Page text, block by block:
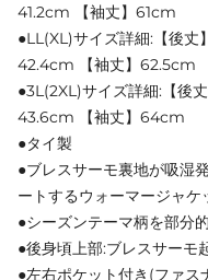
41.2cm 【袖丈】61cm
●LL(XL)サイズ詳細:【後丈
42.4cm 【袖丈】62.5cm
●3L(2XL)サイズ詳細:【後
43.6cm 【袖丈】64cm
●タイ製
●ブレスサーモ裏地が吸湿
ートするウォーマージャケ
●シーズンテーマ柄を部分的
●後身頃上部:ブレスサーモ
●左右ポケット付き(ファス